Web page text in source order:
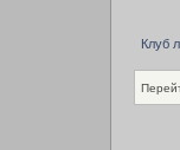
Клуб